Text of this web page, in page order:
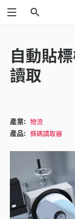
功能表
自動貼
讀取
產業: 物流
產品: 條碼讀取器